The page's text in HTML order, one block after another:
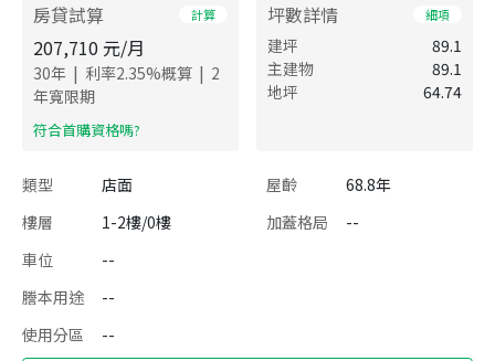
房貸試算 計算
207,710 元/月
30年 | 利率2.35%概算 | 2
年寬限期
​符合首購資格嗎?
坪數詳情 細項
建坪
89.1
主建物
89.1
地坪
64.74
類型 店面 屋齡
68.8年
樓層
1-2樓/0樓 加蓋格局
--
車位
--
謄本用途
--
使用分區
--